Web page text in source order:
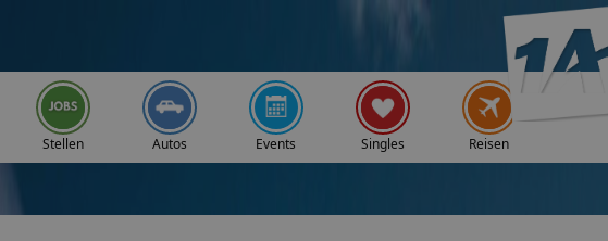
Stellen Autos Events Singles Reisen